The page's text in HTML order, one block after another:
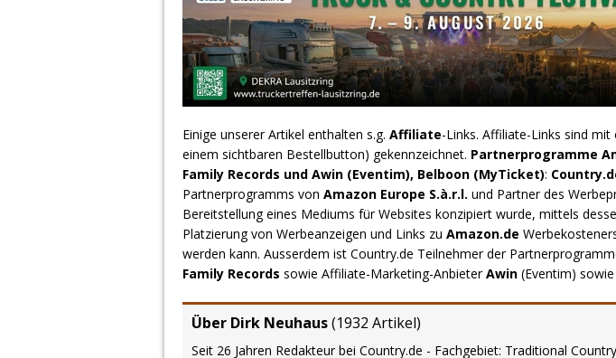
Einige unserer Artikel enthalten s.g. Affiliate-Links. Affiliate-Links sind
einem sichtbaren Bestellbutton) gekennzeichnet. Partnerprogramme
Family Records und Awin (Eventim), Belboon (MyTicket):
Partnerprogramms von Amazon Europe S.à.r.l. und Partner des
Bereitstellung eines Mediums für Websites konzipiert wurde, mittels
Platzierung von Werbeanzeigen und Links zu Amazon.de
werden kann. Ausserdem ist Country.de Teilnehmer der
Family Records sowie Affiliate-Marketing-AnbieterAwin (Eventim) sowie
Über Dirk Neuhaus(1932 Artikel)
Seit 26 Jahren Redakteur bei Country.de - Fachgebiet: Traditional